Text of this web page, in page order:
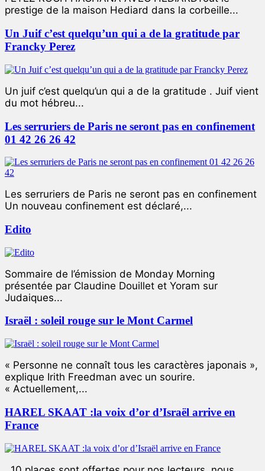
prestige de la maison Hediard dans la corbeille...
Un Juif c’est quelqu’un qui a de la gratitude par
Francky Perez
Un juif c’est quelqu’un qui a de la gratitude . Juif vient
du mot hébreu...
Les serruriers de Paris ne seront pas en confinement
01 42 26 26 42
Les serruriers de Paris ne seront pas en confinement
Un nouveau confinement est déclaré,...
Edito
Sommaire de l’émission de Monday Morning
présentée par Claudine Douillet et Yoram sur
Judaiques...
Israël : soleil rouge sur le Mont Carmel
« Personne ne connaît tous les caractères japonais »,
explique Irith Freedman avec un sourire.
« Actuellement,...
HAREL SKAAT :la voix d’or d’Israël arrive en
France